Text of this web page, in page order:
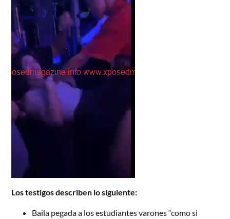
Los testigos describen lo siguiente:
Baila pegada a los estudiantes varones “como si